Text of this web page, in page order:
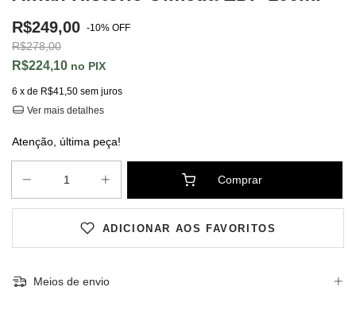
R$249,00 -10% OFF
R$278,00
R$224,10 PIX
6 x de R$41,50 sem juros
Ver mais detalhes
Atenção, última peça!
ADICIONAR AOS FAVORITOS
Meios de envio